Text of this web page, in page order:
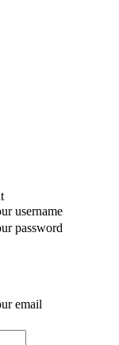
username
password
email